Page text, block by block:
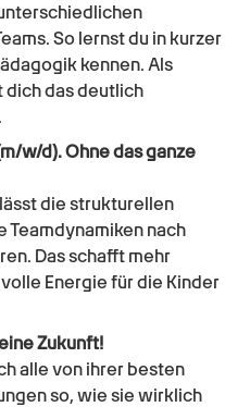
So lernst du in kurzer
kennen. Als
dich das deutlich
w/d). Ohne das ganze
die strukturellen
Teamdynamiken nach
Das schafft mehr
Energie für die Kinder
Zukunft!
alle von ihrer besten
so, wie sie wirklich